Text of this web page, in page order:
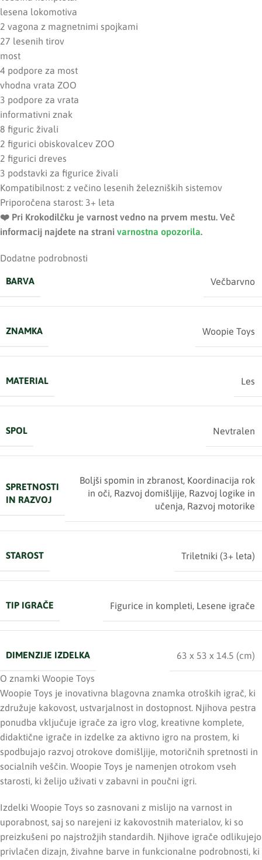
lesena lokomotiva
2 vagona z magnetnimi spojkami
27 lesenih tirov
most
4 podpore za most
vhodna vrata ZOO
3 podpore za vrata
informativni znak
8 figuric živali
2 figurici obiskovalcev ZOO
2 figurici dreves
3 podstavki za figurice živali
Kompatibilnost: z večino lesenih železniških sistemov
Priporočena starost: 3+ leta
❤️ ️Pri Krokodilčku je varnost vedno na prvem mestu. Več
informacij najdete na strani varnostna opozorila.
Dodatne podrobnosti
BARVA Večbarvno
ZNAMKA Woopie Toys
MATERIAL Les
SPOL Nevtralen
SPRETNOSTI
IN RAZVOJ
Boljši spomin in zbranost, Koordinacija rok
in oči, Razvoj domišljije, Razvoj logike in
učenja, Razvoj motorike
STAROST Triletniki (3+ leta)
TIP IGRAČE Figurice in kompleti, Lesene igrače
DIMENZIJE IZDELKA 63 x 53 x 14.5 (cm)
O znamki Woopie Toys
Woopie Toys je inovativna blagovna znamka otroških igrač, ki
združuje kakovost, ustvarjalnost in dostopnost. Njihova pestra
ponudba vključuje igrače za igro vlog, kreativne komplete,
didaktične igrače in izdelke za aktivno igro na prostem, ki
spodbujajo razvoj otrokove domišljije, motoričnih spretnosti in
socialnih veščin. Woopie Toys je namenjen otrokom vseh
starosti, ki želijo uživati v zabavni in poučni igri.
Izdelki Woopie Toys so zasnovani z mislijo na varnost in
uporabnost, saj so narejeni iz kakovostnih materialov, ki so
preizkušeni po najstrožjih standardih. Njihove igrače odlikujejo
privlačen dizajn, živahne barve in funkcionalne podrobnosti, ki